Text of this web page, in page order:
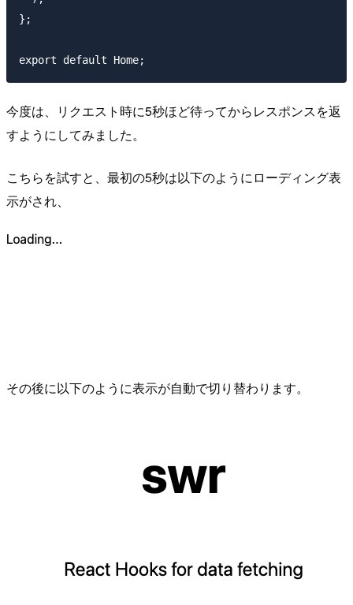
};
今度は、リクエスト時に5秒ほど待ってからレスポンスを返
すようにしてみました。
こちらを試すと、最初の5秒は以下のようにローディング表
示がされ、
その後に以下のように表示が自動で切り替わります。